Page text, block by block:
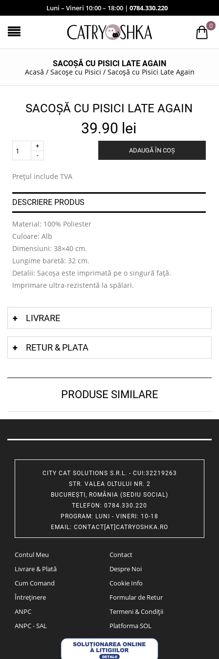
Luni – Vineri 10:00 – 18:00 | 0784.330.220
0
SACOȘĂ CU PISICI LATE AGAIN
Acasă / Sacoșe cu Pisici / Sacoșă cu Pisici Late Again
SACOȘĂ CU PISICI LATE AGAIN
39.90 lei
Quantity
ADAUGĂ ÎN COȘ
Prețul include TVA
DESCRIERE PRODUS
Material: 100% Poliester
Culoare: Alb
Dimensiuni: 38×40 cm.
Lungime baretă: 32 cm.
Detalii: Sacoșa este imprimată pe o singură față.
Imprimare ultra-rezistentă la spălari.
LIVRARE
RETUR & PLATA
PRODUSE SIMILARE
CITY CAT SOLUTIONS S.R.L. - CUI:32219263
STR. VALEA OLTULUI NR. 2
BUCUREȘTI, ROMÂNIA (SEDIU SOCIAL)
TELEFON : 0784.330.220
PROGRAM: LUNI - VINERI: 10-18
EMAIL: CONTACT[AT]CATRYOSHKA.RO
Contul Meu
Livrare & Plată
Cum Comand
Întreținere
ANPC
ANPC - SAL
Contact
Despre Noi
Cookie Info
Formular de Retur
Termeni & Condiții
Platforma SOL